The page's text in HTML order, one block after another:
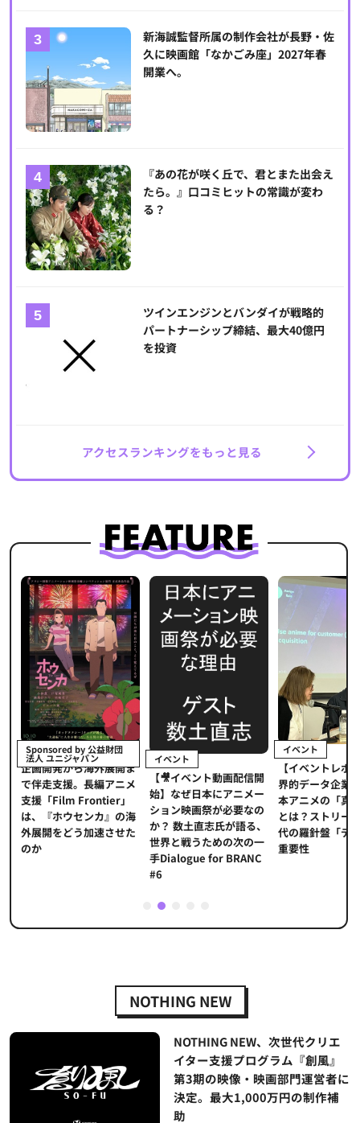
新海誠監督所属の制作会社が長野・佐
久に映画館「なかごみ座」2027年春
開業へ。
『あの花が咲く丘で、君とまた出会え
たら。』口コミヒットの常識が変わ
る？
ツインエンジンとバンダイが戦略的
パートナーシップ締結、最大40億円
を投資
アクセスランキングをもっと見る
Sponsored by 公益財団
法人 ユニジャパン
企画開発から海外展開ま
で伴走支援。長編アニメ
支援「Film Frontier」
は、『ホウセンカ』の海
外展開をどう加速させた
のか
イベント
【🎥イベント動画配信開
始】なぜ日本にアニメー
ション映画祭が必要なの
か？ 数土直志氏が語る、
世界と戦うための次の一
手Dialogue for BRANC
#6
イベント
【イベントレポ
界的データ企業
本アニメの「真
とは？ストリー
代の羅針盤「デ
重要性
2
NOTHING NEW
NOTHING NEW、次世代クリエ
イター支援プログラム『創風』
第3期の映像・映画部門運営者に
決定。最大1,000万円の制作補
助